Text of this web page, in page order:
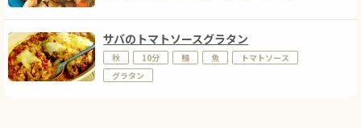
サバのトマトソースグラタン
秋 10分 鯖 魚
トマトソース
グラタン